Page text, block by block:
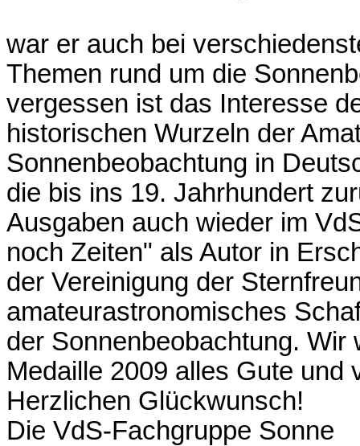
war er auch bei
Themen rund um die
vergessen ist das Interesse
historischen Wurzeln der
Sonnenbeobachtung in
die bis ins 19. Jahrhundert
Ausgaben auch wieder im
noch Zeiten" als Autor in
der Vereinigung der
amateurastronomisches
der Sonnenbeobachtung.
Medaille 2009 alles Gute und
Herzlichen Glückwunsch!
Die VdS-Fachgruppe Sonne